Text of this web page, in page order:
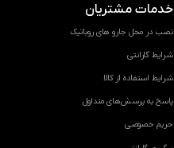
خدمات مشتریان
نصب در محل جارو های روباتیک
شرایط گارانتی
شرایط استفاده از کالا
پاسخ به پرسش‌های متداول
حریم خصوصی